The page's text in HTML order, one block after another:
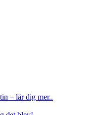
– lär dig mer..